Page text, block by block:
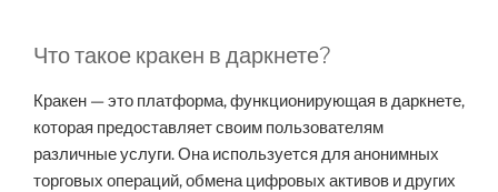
Что такое кракен в даркнете?
Кракен — это платформа, функционирующая в даркнете,
которая предоставляет своим пользователям
различные услуги. Она используется для анонимных
торговых операций, обмена цифровых активов и других